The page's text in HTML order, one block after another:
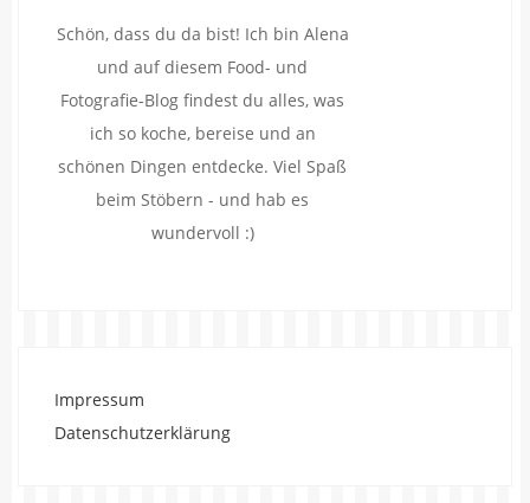
Schön, dass du da bist! Ich bin Alena
und auf diesem Food- und
Fotografie-Blog findest du alles, was
ich so koche, bereise und an
schönen Dingen entdecke. Viel Spaß
beim Stöbern - und hab es
wundervoll :)
Impressum
Datenschutzerklärung